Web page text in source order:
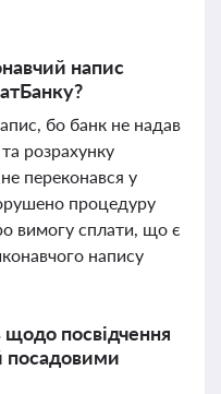
напис
бо банк не надав
та розрахунку
переконався у
процедуру
вимогу сплати, що є
напису
посвідчення
посадовими